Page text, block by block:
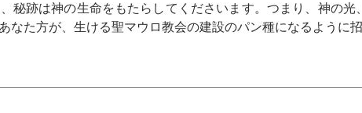
秘跡は神の生命をもたらしてくださいます。つまり、神の
なた方が、生ける聖マウロ教会の建設のパン種になるように